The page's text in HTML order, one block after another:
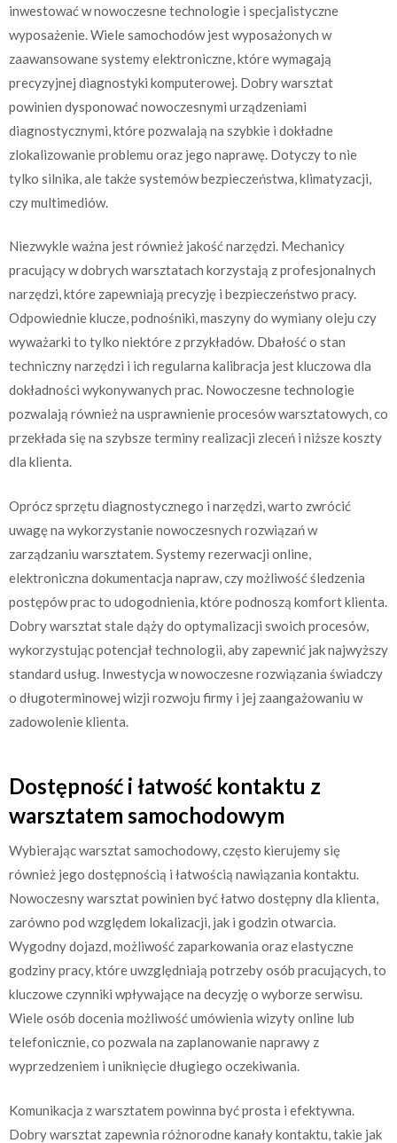
inwestować w nowoczesne technologie i specjalistyczne
wyposażenie. Wiele samochodów jest wyposażonych w
zaawansowane systemy elektroniczne, które wymagają
precyzyjnej diagnostyki komputerowej. Dobry warsztat
powinien dysponować nowoczesnymi urządzeniami
diagnostycznymi, które pozwalają na szybkie i dokładne
zlokalizowanie problemu oraz jego naprawę. Dotyczy to nie
tylko silnika, ale także systemów bezpieczeństwa, klimatyzacji,
czy multimediów.
Niezwykle ważna jest również jakość narzędzi. Mechanicy
pracujący w dobrych warsztatach korzystają z profesjonalnych
narzędzi, które zapewniają precyzję i bezpieczeństwo pracy.
Odpowiednie klucze, podnośniki, maszyny do wymiany oleju czy
wyważarki to tylko niektóre z przykładów. Dbałość o stan
techniczny narzędzi i ich regularna kalibracja jest kluczowa dla
dokładności wykonywanych prac. Nowoczesne technologie
pozwalają również na usprawnienie procesów warsztatowych, co
przekłada się na szybsze terminy realizacji zleceń i niższe koszty
dla klienta.
Oprócz sprzętu diagnostycznego i narzędzi, warto zwrócić
uwagę na wykorzystanie nowoczesnych rozwiązań w
zarządzaniu warsztatem. Systemy rezerwacji online,
elektroniczna dokumentacja napraw, czy możliwość śledzenia
postępów prac to udogodnienia, które podnoszą komfort klienta.
Dobry warsztat stale dąży do optymalizacji swoich procesów,
wykorzystując potencjał technologii, aby zapewnić jak najwyższy
standard usług. Inwestycja w nowoczesne rozwiązania świadczy
o długoterminowej wizji rozwoju firmy i jej zaangażowaniu w
zadowolenie klienta.
Dostępność i łatwość kontaktu z
warsztatem samochodowym
Wybierając warsztat samochodowy, często kierujemy się
również jego dostępnością i łatwością nawiązania kontaktu.
Nowoczesny warsztat powinien być łatwo dostępny dla klienta,
zarówno pod względem lokalizacji, jak i godzin otwarcia.
Wygodny dojazd, możliwość zaparkowania oraz elastyczne
godziny pracy, które uwzględniają potrzeby osób pracujących, to
kluczowe czynniki wpływające na decyzję o wyborze serwisu.
Wiele osób docenia możliwość umówienia wizyty online lub
telefonicznie, co pozwala na zaplanowanie naprawy z
wyprzedzeniem i uniknięcie długiego oczekiwania.
Komunikacja z warsztatem powinna być prosta i efektywna.
Dobry warsztat zapewnia różnorodne kanały kontaktu, takie jak